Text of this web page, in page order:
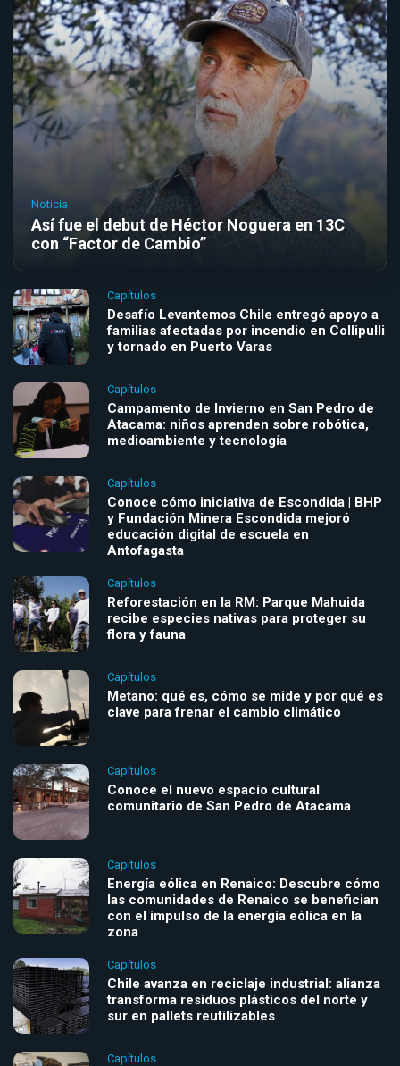
Noticia
Así fue el debut de Héctor Noguera en 13C
con “Factor de Cambio”
Capítulos
Desafío Levantemos Chile entregó apoyo a
familias afectadas por incendio en Collipulli
y tornado en Puerto Varas
Capítulos
Campamento de Invierno en San Pedro de
Atacama: niños aprenden sobre robótica,
medioambiente y tecnología
Capítulos
Conoce cómo iniciativa de Escondida | BHP
y Fundación Minera Escondida mejoró
educación digital de escuela en
Antofagasta
Capítulos
Reforestación en la RM: Parque Mahuida
recibe especies nativas para proteger su
flora y fauna
Capítulos
Metano: qué es, cómo se mide y por qué es
clave para frenar el cambio climático
Capítulos
Conoce el nuevo espacio cultural
comunitario de San Pedro de Atacama
Capítulos
Energía eólica en Renaico: Descubre cómo
las comunidades de Renaico se benefician
con el impulso de la energía eólica en la
zona
Capítulos
Chile avanza en reciclaje industrial: alianza
transforma residuos plásticos del norte y
sur en pallets reutilizables
Capítulos